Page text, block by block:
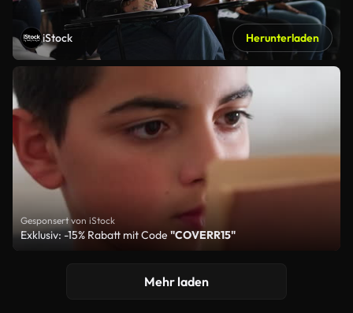
iStock Herunterladen
Gesponsert von iStock
Exklusiv: -15% Rabatt mit Code "COVERR15"
Mehr laden